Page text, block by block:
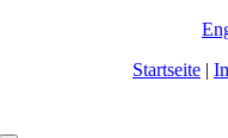
Startseite |